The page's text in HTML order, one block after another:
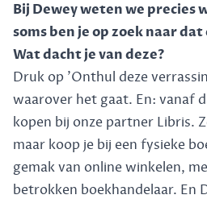
Bij Dewey weten we precies
soms ben je op zoek naar
Wat dacht je van deze?
Druk op 'Onthul deze
waarover het gaat. En: vanaf
kopen bij onze partner Libris.
maar koop je bij een fysieke
gemak van online winkelen,
betrokken boekhandelaar. En